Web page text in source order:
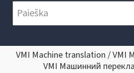
VMI Machine translation / VMI
VMI Машинний